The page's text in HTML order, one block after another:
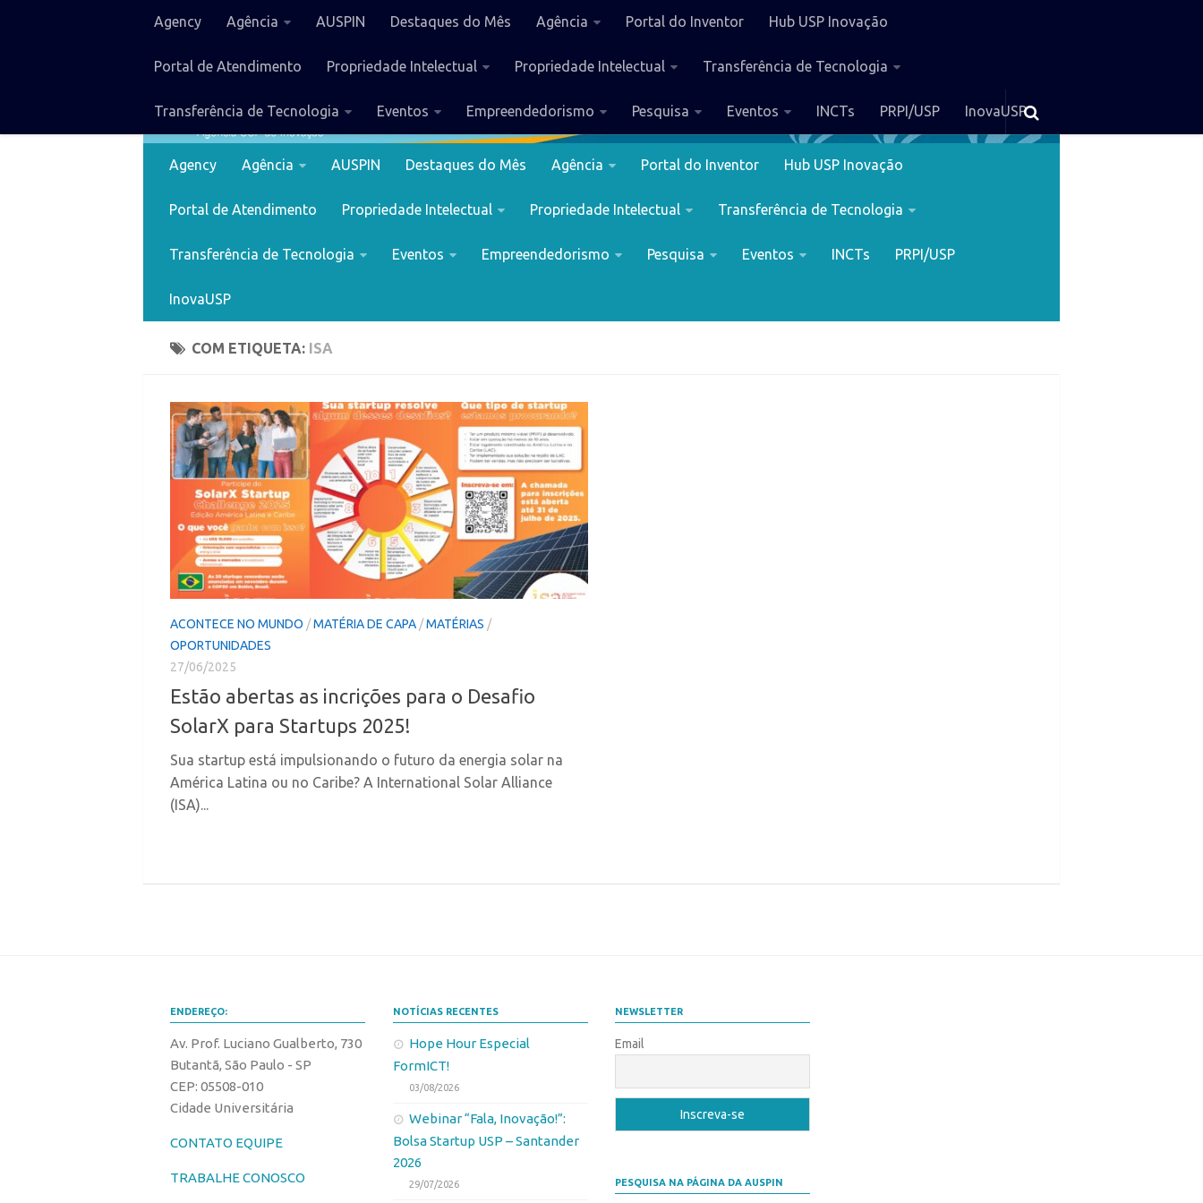
Agency Agência AUSPIN Destaques do Mês Agência Portal do Inventor Hub USP Inovação
Portal de Atendimento Propriedade Intelectual Propriedade Intelectual Transferência de Tecnologia
Transferência de Tecnologia Eventos Empreendedorismo Pesquisa Eventos INCTs PRPI/USP InovaUSP
Agency Agência AUSPIN Destaques do Mês Agência Portal do Inventor Hub USP Inovação
Portal de Atendimento Propriedade Intelectual Propriedade Intelectual Transferência de Tecnologia
Transferência de Tecnologia Eventos Empreendedorismo Pesquisa Eventos INCTs PRPI/USP
InovaUSP
COM ETIQUETA: ISA
ACONTECE NO MUNDO /MATÉRIA DE CAPA /MATÉRIAS /
OPORTUNIDADES
27/06/2025
Estão abertas as incrições para o Desafio
SolarX para Startups 2025!
Sua startup está impulsionando o futuro da energia solar na
América Latina ou no Caribe? A International Solar Alliance
(ISA)...
ENDEREÇO:
Av. Prof. Luciano Gualberto, 730
Butantã, São Paulo - SP
CEP: 05508-010
Cidade Universitária
CONTATO EQUIPE
TRABALHE CONOSCO
NOTÍCIAS RECENTES
Hope Hour Especial
FormICT!
03/08/2026
Webinar “Fala, Inovação!”:
Bolsa Startup USP – Santander
2026
29/07/2026
NEWSLETTER
Email
PESQUISA NA PÁGINA DA AUSPIN